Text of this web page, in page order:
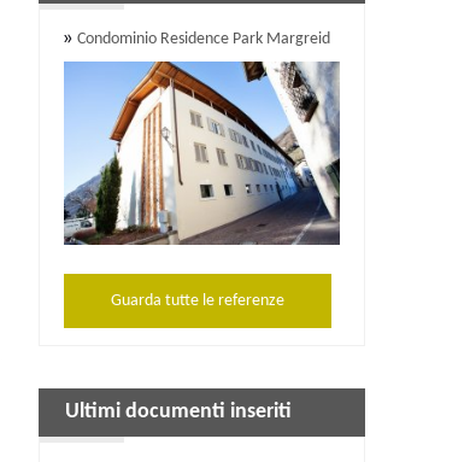
Condominio Residence Park Margreid
Guarda tutte le referenze
Ultimi documenti inseriti